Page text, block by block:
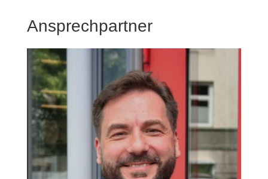
Ansprechpartner